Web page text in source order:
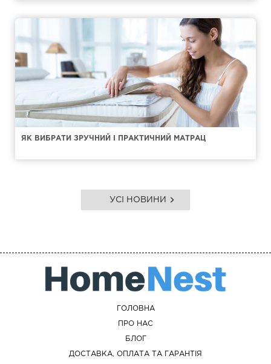
ЯК ВИБРАТИ ЗРУЧНИЙ І ПРАКТИЧНИЙ МАТРАЦ
УСІ НОВИНИ
ГОЛОВНА
ПРО НАС
БЛОГ
ДОСТАВКА, ОПЛАТА ТА ГАРАНТІЯ